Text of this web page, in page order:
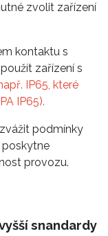
zvolit zařízení
kontaktu s
zařízení s
IP65, které
IP65).
podmínky
poskytne
provozu.
snandardy